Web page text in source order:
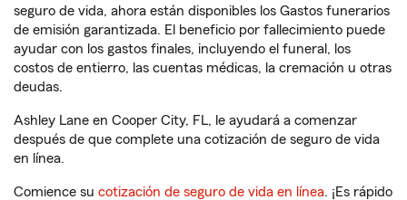
seguro de vida, ahora están disponibles los Gastos funerarios
de emisión garantizada. El beneficio por fallecimiento puede
ayudar con los gastos finales, incluyendo el funeral, los
costos de entierro, las cuentas médicas, la cremación u otras
deudas.
Ashley Lane en Cooper City, FL, le ayudará a comenzar
después de que complete una cotización de seguro de vida
en línea.
Comience su cotización de seguro de vida en línea. ¡Es rápido